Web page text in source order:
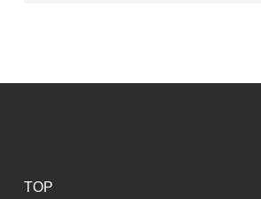
TOP